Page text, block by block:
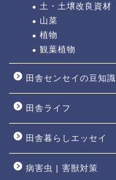
土・土壌改良資材
山菜
植物
観葉植物
田舎センセイの豆知識
田舎ライフ
田舎暮らしエッセイ
病害虫 | 害獣対策